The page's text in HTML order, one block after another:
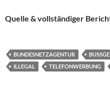
Quelle & vollständiger
BUNDESNETZAGENTUR
ILLEGAL
TELEFONWERBUNG